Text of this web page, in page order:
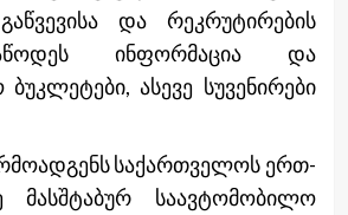
და რეკრუტირების
ინფორმაცია და
ასევე სუვენირები
საქართველოს ერთ-
მასშტაბურ საავტომობილო